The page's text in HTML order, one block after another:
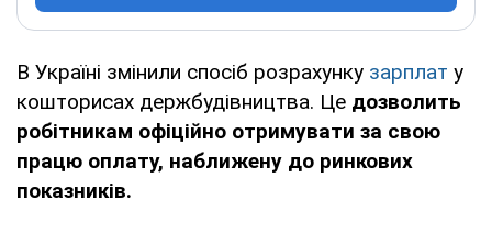
В Україні змінили спосіб розрахунку зарплат у
кошторисах держбудівництва. Це дозволить
робітникам офіційно отримувати за свою
працю оплату, наближену до ринкових
показників.